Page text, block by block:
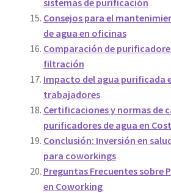
Consejos para el
de agua en oficinas
Comparación de
filtración
Impacto del agua purificada
trabajadores
Certificaciones y normas de
purificadores de agua en
Conclusión: Inversión en
para coworkings
Preguntas Frecuentes sobre
en Coworking